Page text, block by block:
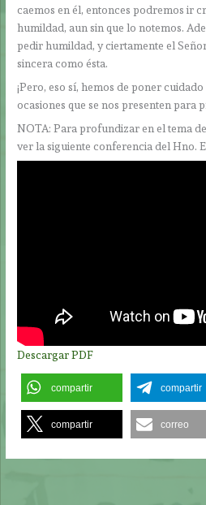
caemos en él, entonces podremos ir
humildad, aun sin que lo notemos.
pedir humildad, y ciertamente el
sincera como ésta.
¡Pero, eso sí, hemos de poner
ocasiones que se nos presenten para
NOTA: Para profundizar en el tema
ver la siguiente conferencia del Hno.
Descargar PDF
compartir compartir
compartir correo